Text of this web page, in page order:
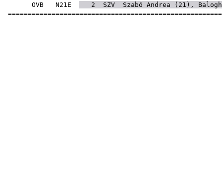
OVB N21E 2 SZV Szabó Andrea ( 21 ),